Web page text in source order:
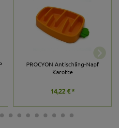
PROCYON Antischling-Napf
Karotte
14,22 € *